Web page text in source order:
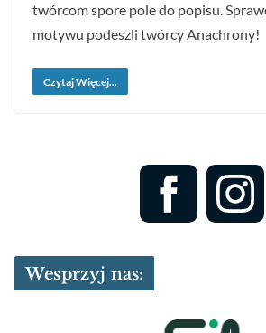
twórcom spore pole do popisu.
motywu podeszli twórcy Anachrony!
Czytaj Więcej...
Wesprzyj nas: